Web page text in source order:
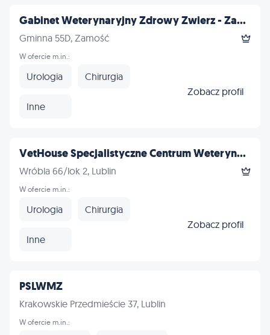
Gabinet Weterynaryjny Zdrowy Zwierz - Za...
Gminna 55D, Zamość
W ofercie m.in.:
Urologia Chirurgia
Inne
Zobacz profil
VetHouse Specjalistyczne Centrum Weteryn...
Wróbla 66/lok 2, Lublin
W ofercie m.in.:
Urologia Chirurgia
Inne
Zobacz profil
PSLWMZ
Krakowskie Przedmieście 37, Lublin
W ofercie m.in.: